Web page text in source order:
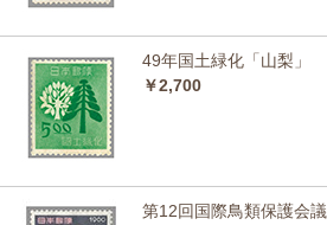
49年国土緑化「山梨」
￥2,700
第12回国際鳥類保護会議